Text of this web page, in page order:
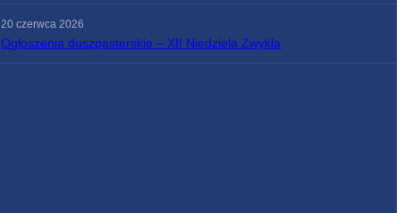
20 czerwca 2026
Ogłoszenia duszpasterskie – XII Niedziela Zwykła